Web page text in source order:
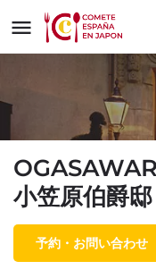
小笠原伯爵邸
予約・お問い合わせ